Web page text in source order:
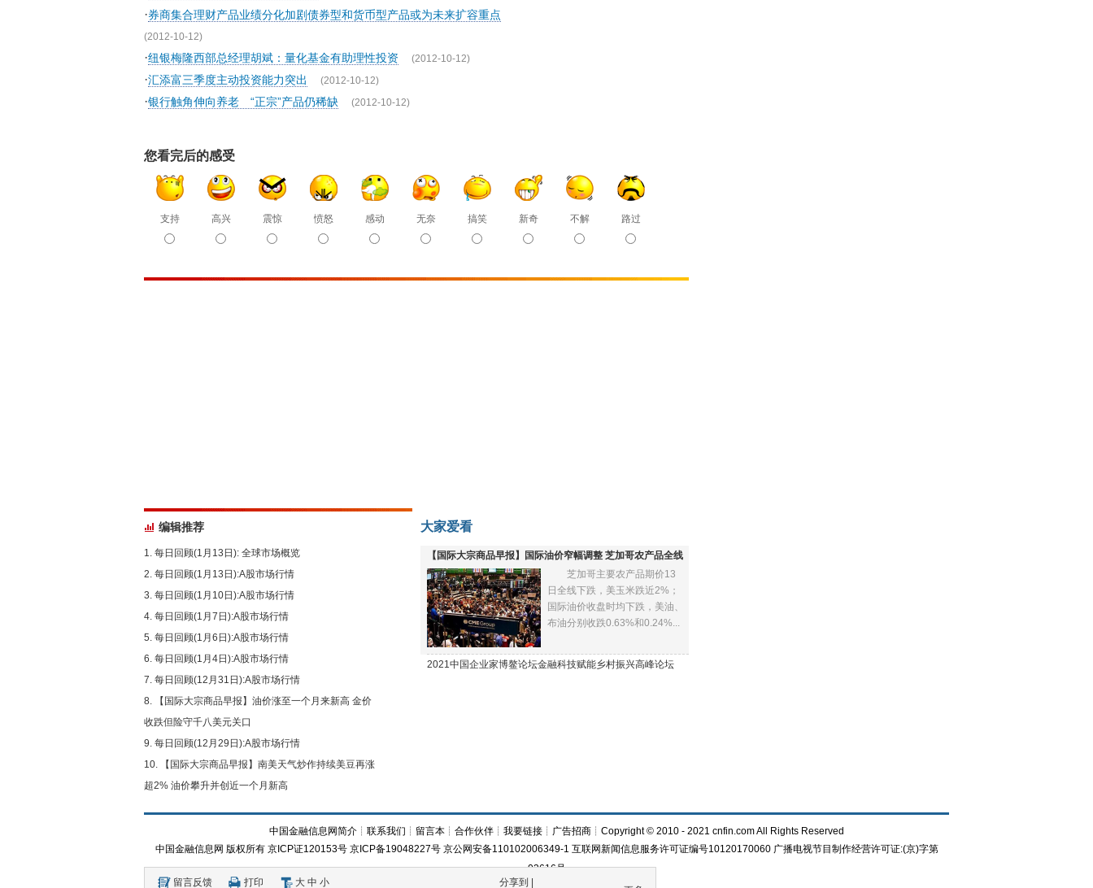
·券商集合理财产品业绩分化加剧债券型和货币型产品或为未来扩容重点
(2012-10-12)
·纽银梅隆西部总经理胡斌：量化基金有助理性投资 (2012-10-12)
·汇添富三季度主动投资能力突出 (2012-10-12)
·银行触角伸向养老 “正宗”产品仍稀缺 (2012-10-12)
留言反馈 打印 大 中 小 分享到 |
您看完后的感受
支持 高兴 震惊 愤怒 感动 无奈 搞笑 新奇 不解 路过
编辑推荐
每日回顾(1月13日): 全球市场概览
每日回顾(1月13日):A股市场行情
每日回顾(1月10日):A股市场行情
每日回顾(1月7日):A股市场行情
每日回顾(1月6日):A股市场行情
每日回顾(1月4日):A股市场行情
每日回顾(12月31日):A股市场行情
【国际大宗商品早报】油价涨至一个月来新高 金价
收跌但险守千八美元关口
每日回顾(12月29日):A股市场行情
【国际大宗商品早报】南美天气炒作持续美豆再涨
超2% 油价攀升并创近一个月新高
大家爱看
【国际大宗商品早报】国际油价窄幅调整 芝加哥农产品全线
下跌
芝加哥主要农产品期价13
日全线下跌，美玉米跌近2%；
国际油价收盘时均下跌，美油、
布油分别收跌0.63%和0.24%...
2021中国企业家博鳌论坛金融科技赋能乡村振兴高峰论坛
中国金融信息网简介┊ 联系我们 ┊ 留言本┊ 合作伙伴┊ 我要链接┊ 广告招商┊Copyright © 2010 - 2021 cnfin.com All Rights Reserved
中国金融信息网 版权所有 京ICP证120153号京ICP备19048227号 京公网安备110102006349-1 互联网新闻信息服务许可证编号10120170060 广播电视节目制作经营许可证:(京)字第
03616号